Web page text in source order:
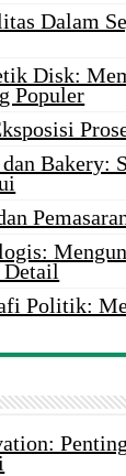
Dalam
Disk:
Populer
Bakery:
Detail
Politik: